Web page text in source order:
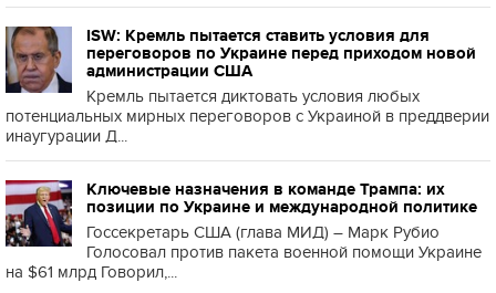
ISW: Кремль пытается ставить условия для
переговоров по Украине перед приходом новой
администрации США
Кремль пытается диктовать условия любых
потенциальных мирных переговоров с Украиной в преддверии
инаугурации Д...
Ключевые назначения в команде Трампа: их
позиции по Украине и международной политике
Госсекретарь США (глава МИД) – Марк Рубио
Голосовал против пакета военной помощи Украине
на $61 млрд Говорил,...